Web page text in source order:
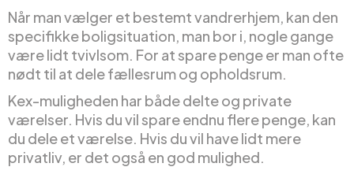
Når man vælger et bestemt vandrerhjem, kan den
specifikke boligsituation, man bor i, nogle gange
være lidt tvivlsom. For at spare penge er man ofte
nødt til at dele fællesrum og opholdsrum.
Kex-muligheden har både delte og private
værelser. Hvis du vil spare endnu flere penge, kan
du dele et værelse. Hvis du vil have lidt mere
privatliv, er det også en god mulighed.